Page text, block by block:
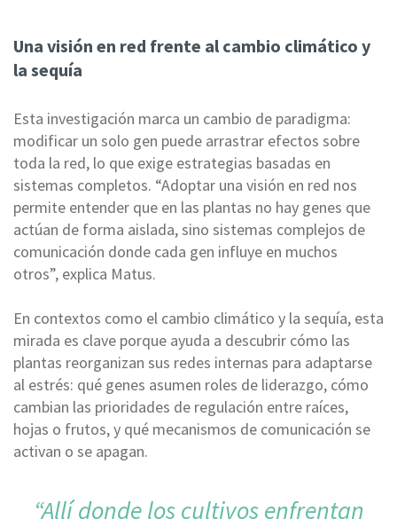
Una visión en red frente al cambio climático y
la sequía
Esta investigación marca un cambio de paradigma:
modificar un solo gen puede arrastrar efectos sobre
toda la red, lo que exige estrategias basadas en
sistemas completos. “Adoptar una visión en red nos
permite entender que en las plantas no hay genes que
actúan de forma aislada, sino sistemas complejos de
comunicación donde cada gen influye en muchos
otros”, explica Matus.
En contextos como el cambio climático y la sequía, esta
mirada es clave porque ayuda a descubrir cómo las
plantas reorganizan sus redes internas para adaptarse
al estrés: qué genes asumen roles de liderazgo, cómo
cambian las prioridades de regulación entre raíces,
hojas o frutos, y qué mecanismos de comunicación se
activan o se apagan.
“Allí donde los cultivos enfrentan